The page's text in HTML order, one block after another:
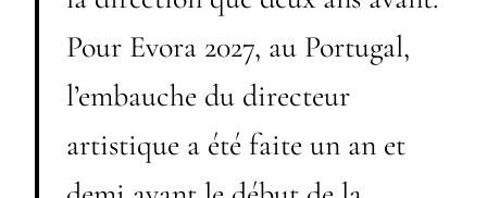
Pour Evora 2027, au Portugal,
l’embauche du directeur
artistique a été faite un an et